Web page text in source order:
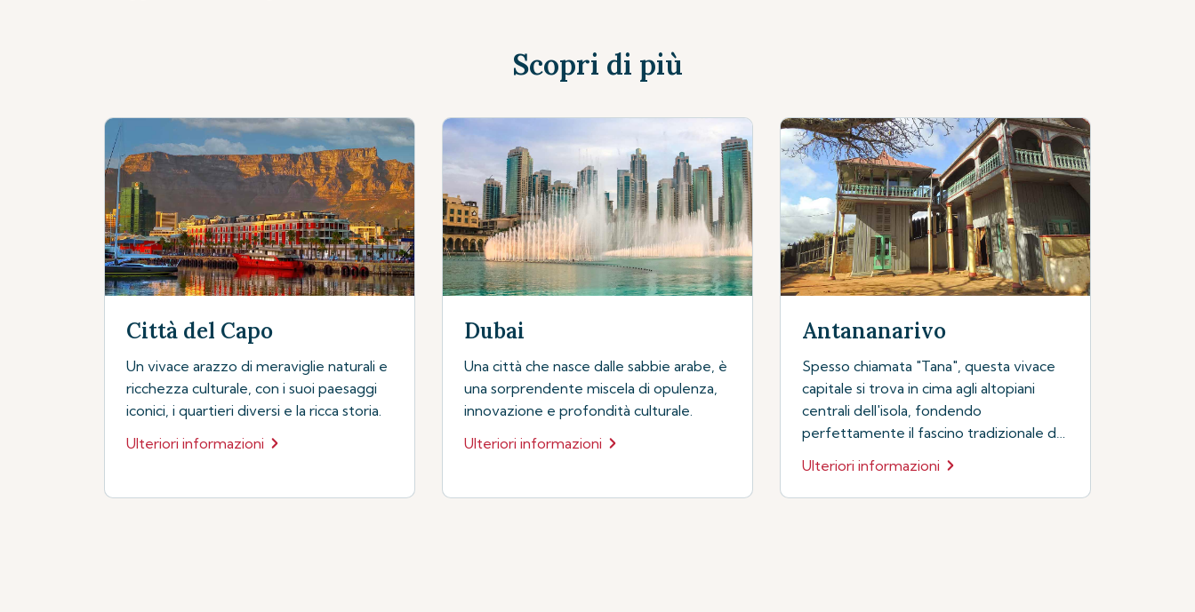
Scopri di più
Città del Capo
Un vivace arazzo di meraviglie naturali e
ricchezza culturale, con i suoi paesaggi
iconici, i quartieri diversi e la ricca storia.
Ulteriori informazioni
Dubai
Una città che nasce dalle sabbie arabe, è
una sorprendente miscela di opulenza,
innovazione e profondità culturale.
Ulteriori informazioni
Antananarivo
Spesso chiamata "Tana", questa vivace
capitale si trova in cima agli altopiani
centrali dell'isola, fondendo
perfettamente il fascino tradizionale del
contemporanea...
Ulteriori informazioni